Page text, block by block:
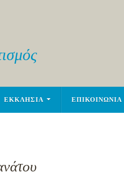
ΕΚΚΛΗΣΙΑ ΕΠΙΚΟΙΝΩΝΙΑ